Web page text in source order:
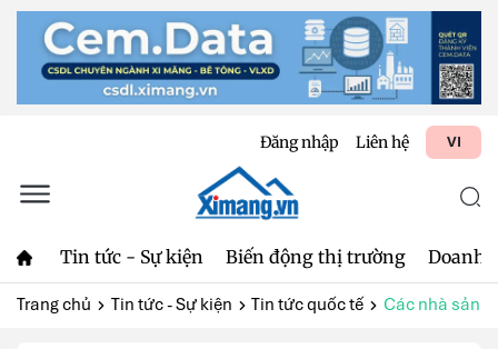
Đăng nhập Liên hệ VI
Tin tức - Sự kiện Biến động thị trường Doanh
Trang chủ Tin tức - Sự kiện Tin tức quốc tế Các nhà sản